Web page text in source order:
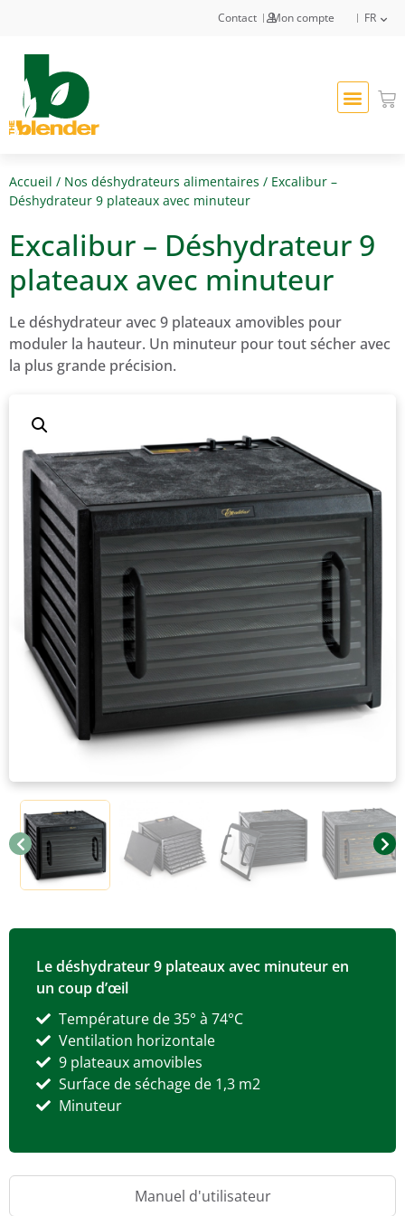
Contact Mon compte FR
Accueil / Nos déshydrateurs alimentaires / Excalibur –
Déshydrateur 9 plateaux avec minuteur
Excalibur – Déshydrateur 9
plateaux avec minuteur
Le déshydrateur avec 9 plateaux amovibles pour
moduler la hauteur. Un minuteur pour tout sécher avec
la plus grande précision.
Le déshydrateur 9 plateaux avec minuteur en
un coup d’œil
Température de 35° à 74°C
Ventilation horizontale
9 plateaux amovibles
Surface de séchage de 1,3 m2
Minuteur
Manuel d'utilisateur